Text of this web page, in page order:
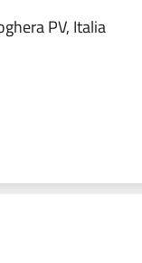
PV, Italia